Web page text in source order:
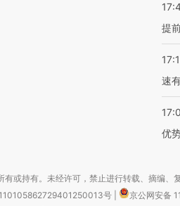
提
速
优
或持有。未经许可，禁止进行转载、摘编、
号
京公网安备